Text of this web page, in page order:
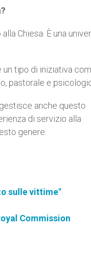
Chiesa. È una
tipo di iniziativa
pastorale e
anche questo
di servizio alla
genere.
sulle vittime"
Commission